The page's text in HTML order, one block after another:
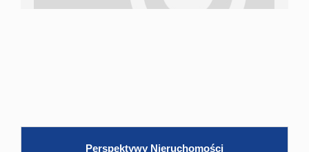
Perspektywy Nieruchomości